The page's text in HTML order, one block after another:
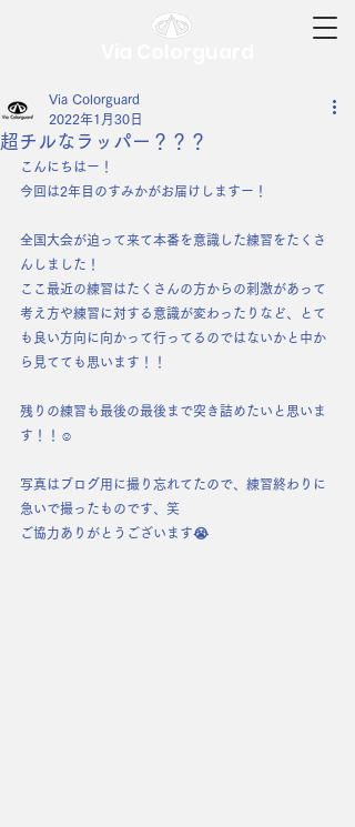
超チルなラッパー？？？
Via Colorguard
2022年1月30日
こんにちはー！
今回は2年目のすみかがお届けしますー！
全国大会が迫って来て本番を意識した練習をたくさ
んしました！
ここ最近の練習はたくさんの方からの刺激があって
考え方や練習に対する意識が変わったりなど、とて
も良い方向に向かって行ってるのではないかと中か
ら見てても思います！！
残りの練習も最後の最後まで突き詰めたいと思いま
す！！☺️
写真はブログ用に撮り忘れてたので、練習終わりに
急いで撮ったものです、笑
ご協力ありがとうございます😭